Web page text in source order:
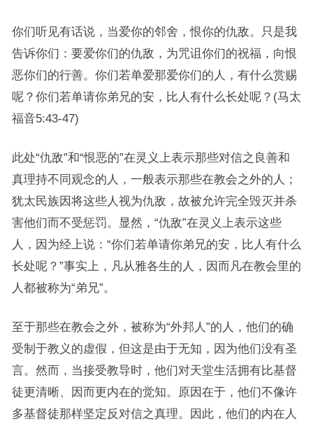
你们听见有话说，当爱你的邻舍，恨你的仇敌。只是我
告诉你们：要爱你们的仇敌，为咒诅你们的祝福，向恨
恶你们的行善。你们若单爱那爱你们的人，有什么赏赐
呢？你们若单请你弟兄的安，比人有什么长处呢？(马太
福音5:43-47)
此处“仇敌”和“恨恶的”在灵义上表示那些对信之良善和
真理持不同观念的人，一般表示那些在教会之外的人；
犹太民族因将这些人视为仇敌，故被允许完全毁灭并杀
害他们而不受惩罚。显然，“仇敌”在灵义上表示这些
人，因为经上说：“你们若单请你弟兄的安，比人有什么
长处呢？”事实上，凡从雅各生的人，因而凡在教会里的
人都被称为“弟兄”。
至于那些在教会之外，被称为“外邦人”的人，他们的确
受制于教义的虚假，但这是由于无知，因为他们没有圣
言。然而，当接受教导时，他们对天堂生活拥有比基督
徒更清晰、因而更内在的觉知。原因在于，他们不像许
多基督徒那样坚定反对信之真理。因此，他们的内在人